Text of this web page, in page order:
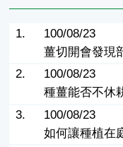
1.
100/08/23
薑切開會發現
2.
100/08/23
種薑能否不休
3.
100/08/23
如何讓種植在